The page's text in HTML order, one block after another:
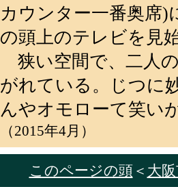
カウンター一番奥席)
の頭上のテレビを見
狭い空間で、二人
がれている。じつに
んやオモローて笑い
（2015年4月）
このページの頭＜ 大